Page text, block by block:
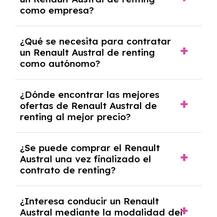
como empresa?
documentación financiera y, en algunos
casos, un informe de solvencia de la empresa
y un pago inicial.
¿Qué se necesita para contratar
un Renault Austral de renting
como autónomo?
autónomos, justificante de ingresos y, en
algunos casos, un informe fiscal y un pago
inicial.
¿Dónde encontrar las mejores
ofertas de Renault Austral de
renting al mejor precio?
mejores ofertas de vehículos de renting con
todos los gastos incluidos y sin pagar
entradas.
¿Se puede comprar el Renault
Austral una vez finalizado el
contrato de renting?
renting se puede adquirir el coche. En este
caso tendrán que analizar los años, la
¿Interesa conducir un Renault
Austral mediante la modalidad del